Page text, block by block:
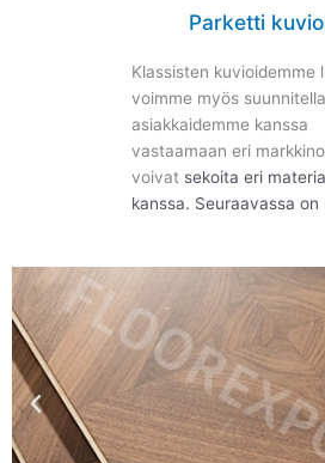
Parketti
Klassisten kuvioidemme
voimme myös
asiakkaidemme kanssa
vastaamaan eri
voivat sekoita eri
kanssa. Seuraavassa on